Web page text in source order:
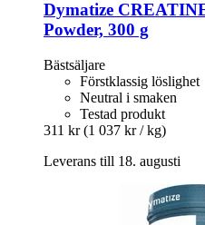
Dymatize
Powder, 300 g
Bästsäljare
Förstklassig löslighet
Neutral i smaken
Testad produkt
311 kr (1 037 kr / kg)
Leverans till 18. augusti